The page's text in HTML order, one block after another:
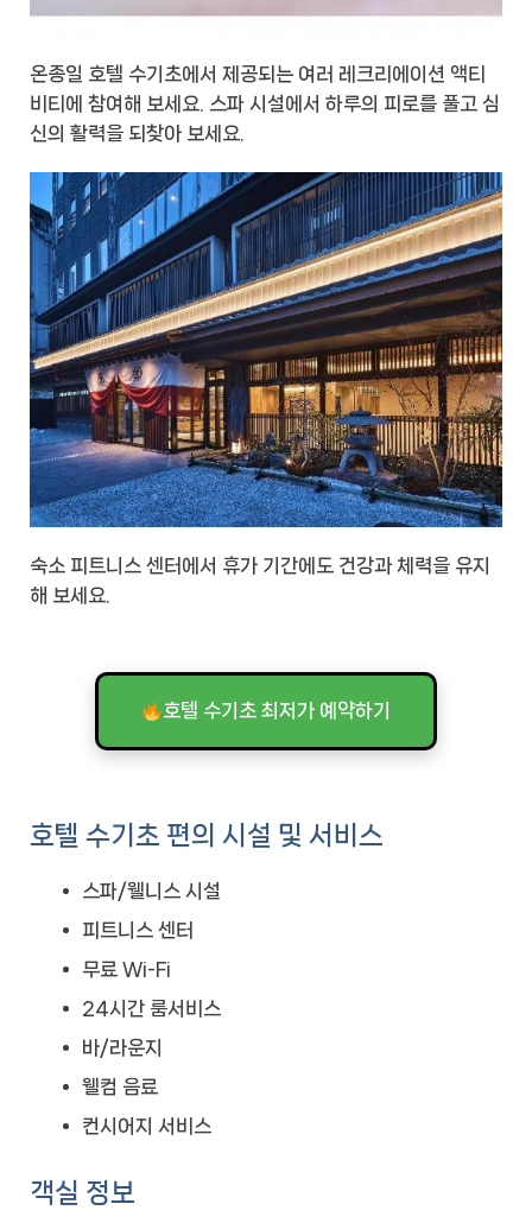
온종일 호텔 수기초에서 제공되는 여러 레크리에이션 액티
비티에 참여해 보세요. 스파 시설에서 하루의 피로를 풀고 심
신의 활력을 되찾아 보세요.
숙소 피트니스 센터에서 휴가 기간에도 건강과 체력을 유지
해 보세요.
호텔 수기초 최저가 예약하기
호텔 수기초 편의 시설 및 서비스
스파/웰니스 시설
피트니스 센터
무료 Wi-Fi
24시간 룸서비스
바/라운지
웰컴 음료
컨시어지 서비스
객실 정보